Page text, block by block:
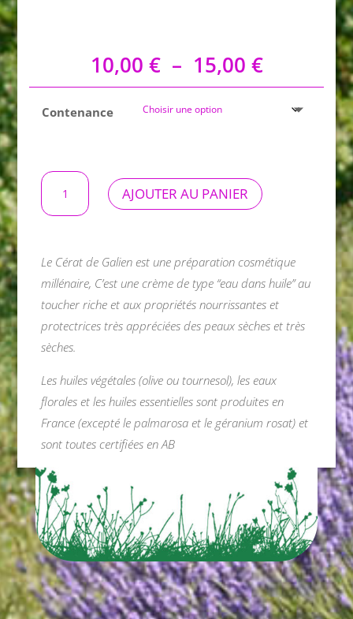
10,00 € – 15,00 €Plage
de
prix :
Contenance
quantité
Crème
AJOUTER AU PANIER
Le Cérat de Galien est une préparation cosmétique
millénaire, C’est une crème de type “eau dans huile” au
toucher riche et aux propriétés nourrissantes et
protectrices très appréciées des peaux sèches et très
sèches.
Les huiles végétales (olive ou tournesol), les eaux
florales et les huiles essentielles sont produites en
France (excepté le palmarosa et le géranium rosat) et
sont toutes certifiées en AB